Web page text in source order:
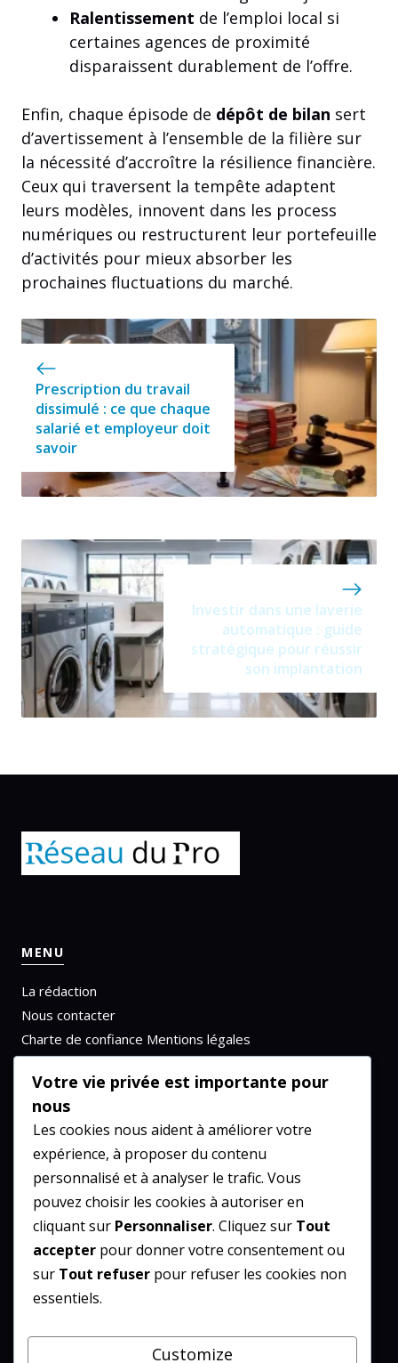
Ralentissement de l’emploi local si
certaines agences de proximité
disparaissent durablement de l’offre.
Enfin, chaque épisode de dépôt de bilan sert
d’avertissement à l’ensemble de la filière sur
la nécessité d’accroître la résilience financière.
Ceux qui traversent la tempête adaptent
leurs modèles, innovent dans les process
numériques ou restructurent leur portefeuille
d’activités pour mieux absorber les
prochaines fluctuations du marché.
Prescription du travail
dissimulé : ce que chaque
salarié et employeur doit
savoir
Investir dans une laverie
automatique : guide
stratégique pour réussir
son implantation
MENU
La rédaction
Nous contacter
Charte de confiance Mentions légales
Politique de confidentialité
RÉSEAU DU PRO
Emploi
Entreprise
Finance
Formation
Votre vie privée est importante pour
nous
Les cookies nous aident à améliorer votre
expérience, à proposer du contenu
personnalisé et à analyser le trafic. Vous
pouvez choisir les cookies à autoriser en
cliquant sur Personnaliser. Cliquez sur Tout
accepter pour donner votre consentement ou
sur Tout refuser pour refuser les cookies non
essentiels.
Customize